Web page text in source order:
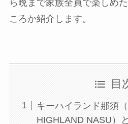
ら晩まで家族全員で楽しめ
ころか紹介します。
目
キーハイランド那須
HIGHLAND NASU）